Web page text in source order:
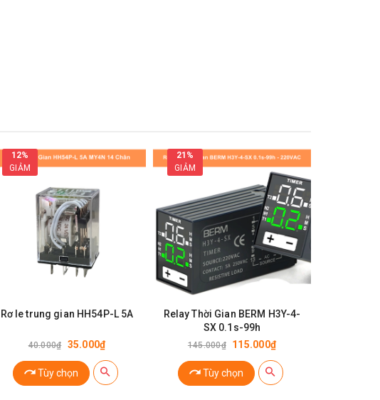
12%
GIẢM
Rơ le trung gian HH54P-L 5A
40.000₫ 35.000₫
Tùy chọn
21%
GIẢM
Relay Thời Gian BERM H3Y-4-
SX 0.1s-99h
145.000₫ 115.000₫
Tùy chọn